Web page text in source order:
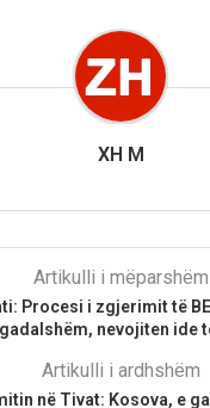
XH M
Artikulli i mëparshëm
Procesi i zgjerimit të
nevojiten ide
Artikulli i ardhshëm
në Tivat: Kosova, e